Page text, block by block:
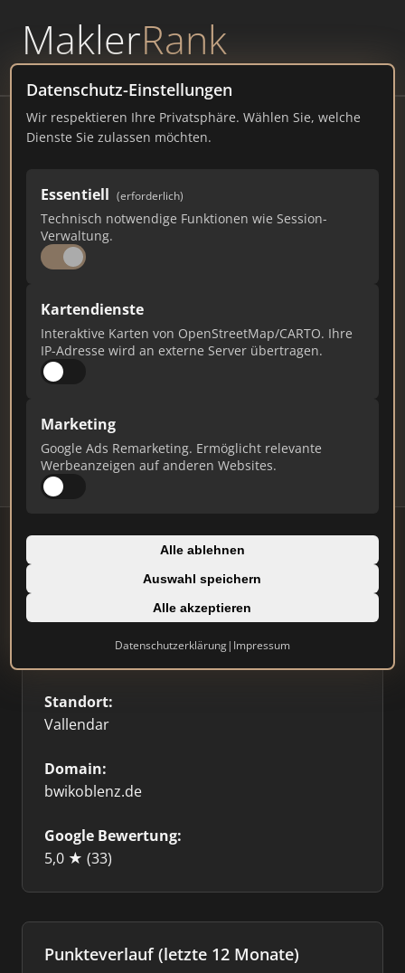
MaklerRank
powered byWAVEPOINT
Datenschutz-Einstellungen
Wir respektieren Ihre Privatsphäre. Wählen Sie, welche
Dienste Sie zulassen möchten.
Essentiell (erforderlich)
Technisch notwendige Funktionen wie Session-
Verwaltung.
Kartendienste
Interaktive Karten von OpenStreetMap/CARTO. Ihre
IP-Adresse wird an externe Server übertragen.
Marketing
Google Ads Remarketing. Ermöglicht relevante
Werbeanzeigen auf anderen Websites.
Alle ablehnen
Auswahl speichern
Alle akzeptieren
Datenschutzerklärung| Impressum
Besser Wohnen Immobilien
bwikoblenz.de
298
Ist das Ihr Unternehmen?
Verifizieren Sie Ihr Profil, bearbeiten Sie Ihre
Updates.
Profil beanspruchen
Standort:
Vallendar
Domain:
bwikoblenz.de
Google Bewertung:
5,0 ★ (33)
Punkteverlauf (letzte 12 Monate)